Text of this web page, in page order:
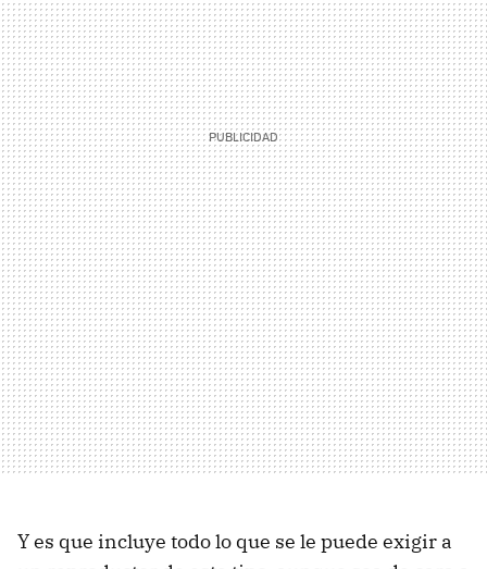
Y es que incluye todo lo que se le puede exigir a